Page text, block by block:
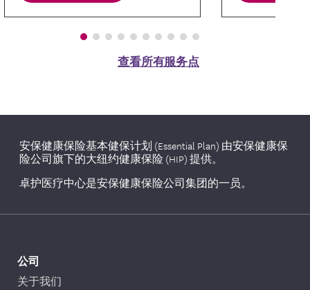
查看所有服务点
安保健康保险基本健保计划 (Essential Plan) 由安保健康保
险公司旗下的大纽约健康保险 (HIP) 提供。
卓护医疗中心是安保健康保险公司集团的一员。
公司
关于我们